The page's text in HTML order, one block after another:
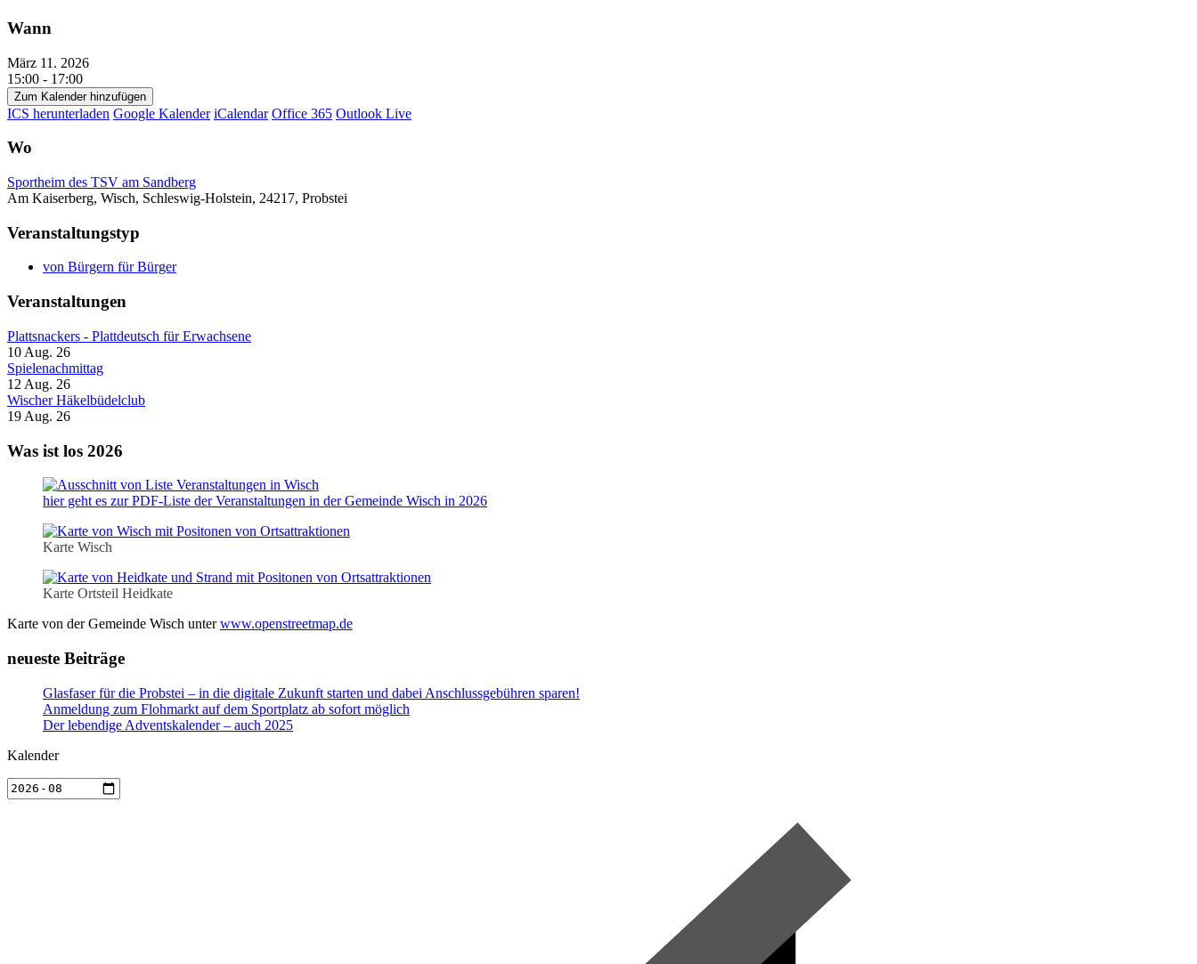
Wann
März 11. 2026
15:00 - 17:00
Zum Kalender hinzufügen
ICS herunterladen Google Kalender iCalendar Office 365 Outlook Live
Wo
Sportheim des TSV am Sandberg
Am Kaiserberg, Wisch, Schleswig-Holstein, 24217, Probstei
Veranstaltungstyp
von Bürgern für Bürger
Veranstaltungen
Plattsnackers - Plattdeutsch für Erwachsene
10 Aug. 26
Spielenachmittag
12 Aug. 26
Wischer Häkelbüdelclub
19 Aug. 26
Was ist los 2026
hier geht es zur PDF-Liste der Veranstaltungen in der Gemeinde Wisch in 2026
Karte Wisch
Karte Ortsteil Heidkate
Karte von der Gemeinde Wisch unterwww.openstreetmap.de
neueste Beiträge
Glasfaser für die Probstei – in die digitale Zukunft starten und dabei Anschlussgebühren sparen!
Anmeldung zum Flohmarkt auf dem Sportplatz ab sofort möglich
Der lebendige Adventskalender – auch 2025
Kalender